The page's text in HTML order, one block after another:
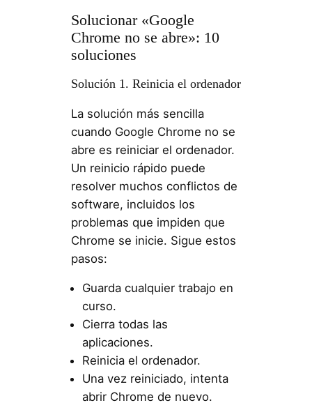
Solucionar «Google
Chrome no se abre»: 10
soluciones
Solución 1. Reinicia el ordenador
La solución más sencilla
cuando Google Chrome no se
abre es reiniciar el ordenador.
Un reinicio rápido puede
resolver muchos conflictos de
software, incluidos los
problemas que impiden que
Chrome se inicie. Sigue estos
pasos:
Guarda cualquier trabajo en
curso.
Cierra todas las
aplicaciones.
Reinicia el ordenador.
Una vez reiniciado, intenta
abrir Chrome de nuevo.